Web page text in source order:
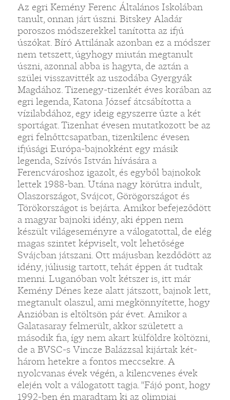
Az egri Kemény Ferenc Általános Iskolában
tanult, onnan járt úszni. Bitskey Aladár
poroszos módszerekkel tanította az ifjú
úszókat. Bíró Attilának azonban ez a módszer
nem tetszett, úgyhogy miután megtanult
úszni, azonnal abba is hagyta, de aztán a
szülei visszavitték az uszodába Gyergyák
Magdához. Tizenegy-tizenkét éves korában az
egri legenda, Katona József átcsábította a
vízilabdához, egy ideig egyszerre űzte a két
sportágat. Tizenhat évesen mutatkozott be az
egri felnőttcsapatban, tizenkilenc évesen
ifjúsági Európa-bajnokként egy másik
legenda, Szívós István hívására a
Ferencvároshoz igazolt, és egyből bajnokok
lettek 1988-ban. Utána nagy körútra indult,
Olaszországot, Svájcot, Görögországot és
Törökországot is bejárta. Amikor befejeződött
a magyar bajnoki idény, aki éppen nem
készült világeseményre a válogatottal, de elég
magas szintet képviselt, volt lehetősége
Svájcban játszani. Ott májusban kezdődött az
idény, júliusig tartott, tehát éppen át tudtak
menni. Luganóban volt kétszer is, itt már
Kemény Dénes keze alatt játszott, bajnok lett,
megtanult olaszul, ami megkönnyítette, hogy
Anzióban is eltöltsön pár évet. Amikor a
Galatasaray felmerült, akkor született a
második fia, így nem akart külföldre költözni,
de a BVSC-s Vincze Balázzsal kijártak két-
három hetekre a fontos meccsekre. A
nyolcvanas évek végén, a kilencvenes évek
elején volt a válogatott tagja. "Fájó pont, hogy
1992-ben én maradtam ki az olimpiai